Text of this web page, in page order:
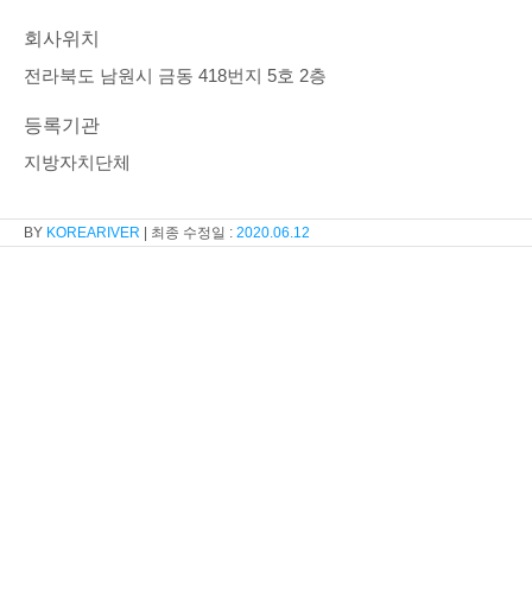
회사위치
전라북도 남원시 금동 418번지 5호 2층
등록기관
지방자치단체
KOREARIVER 2020.06.12